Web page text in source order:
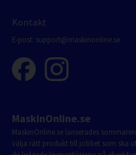
Kontakt
E-post: support@maskinonline.se
MaskinOnline.se
MaskinOnline.se lanserades
välja rätt produkt till jobbet som ska